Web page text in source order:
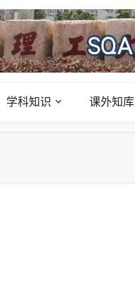
学科知识 课外知库